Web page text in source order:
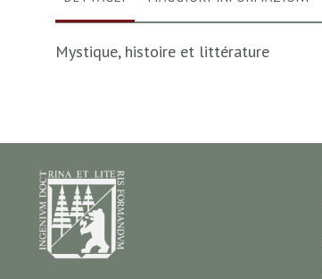
Mystique, histoire et littérature